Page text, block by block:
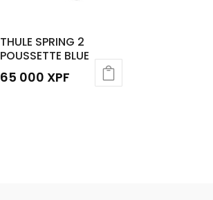
THULE SPRING 2
POUSSETTE BLUE
65 000 XPF